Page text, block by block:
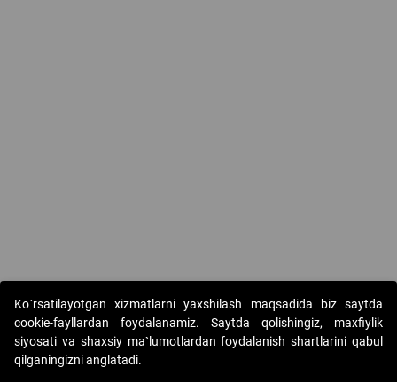
Copyright © 2017-2026. "Elektron onlayn-auksionlarni
Ko`rsatilayotgan xizmatlarni yaxshilash maqsadida biz saytda
cookie-fayllardan foydalanamiz. Saytda qolishingiz, maxfiylik
siyosati va shaxsiy ma`lumotlardan foydalanish shartlarini qabul
qilganingizni anglatadi.